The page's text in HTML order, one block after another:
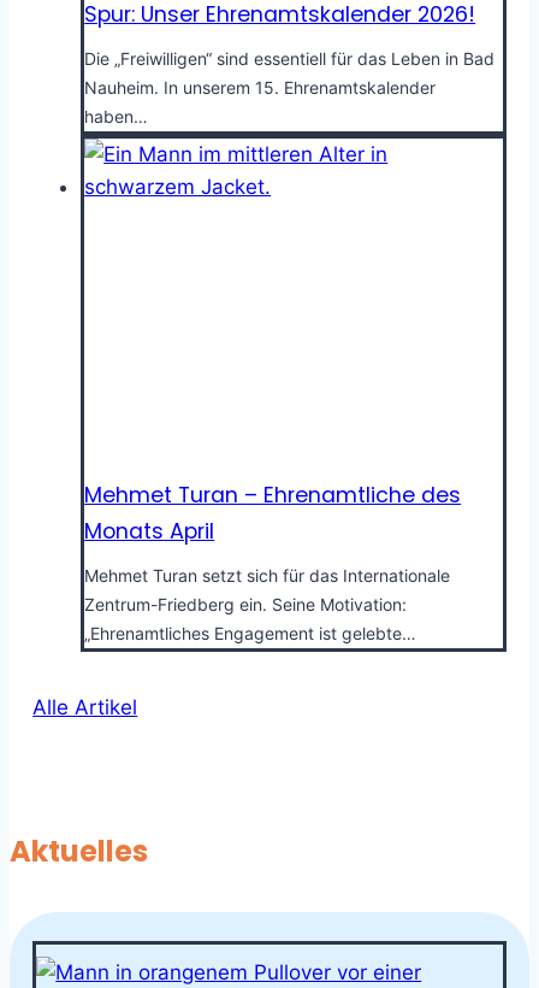
Spur: Unser Ehrenamtskalender 2026!
Die „Freiwilligen“ sind essentiell für das Leben in Bad
Nauheim. In unserem 15. Ehrenamtskalender
haben…
Mehmet Turan – Ehrenamtliche des
Monats April
Mehmet Turan setzt sich für das Internationale
Zentrum-Friedberg ein. Seine Motivation:
„Ehrenamtliches Engagement ist gelebte…
Alle Artikel
Aktuelles